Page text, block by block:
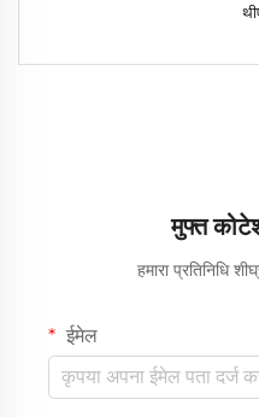
मुफ्त
हमारा प्रतिनिधि
ईमेल